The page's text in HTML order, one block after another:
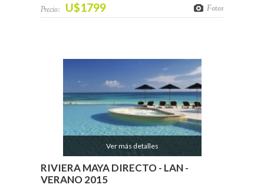
Precio: U$1799 Fotos
Ver más detalles
RIVIERA MAYA DIRECTO - LAN -
VERANO 2015